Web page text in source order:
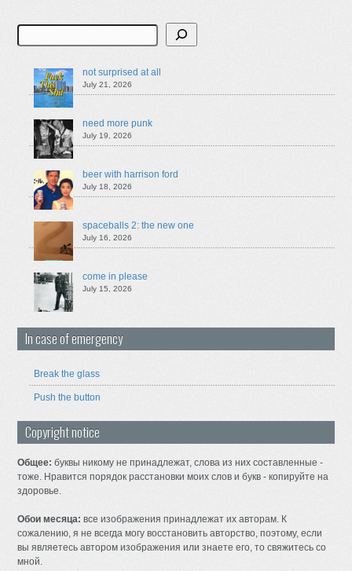
Search
not surprised at all
July 21, 2026
need more punk
July 19, 2026
beer with harrison ford
July 18, 2026
spaceballs 2: the new one
July 16, 2026
come in please
July 15, 2026
In case of emergency
Break the glass
Push the button
Copyright notice
Общее: буквы никому не принадлежат, слова из них составленные -
тоже. Нравится порядок расстановки моих слов и букв - копируйте на
здоровье.
Обои месяца: все изображения принадлежат их авторам. К
сожалению, я не всегда могу восстановить авторство, поэтому, если
вы являетесь автором изображения или знаете его, то свяжитесь со
мной.